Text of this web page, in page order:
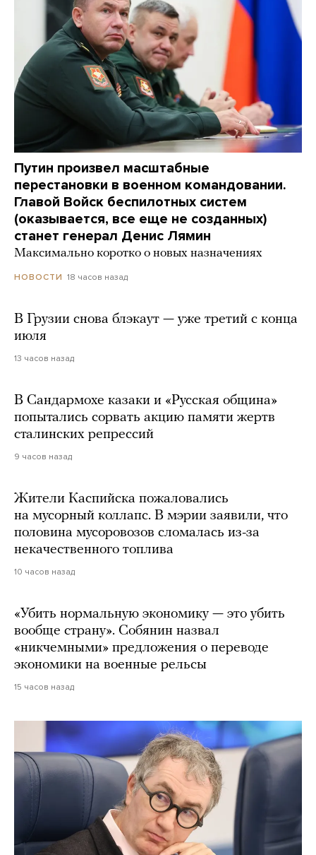
Путин произвел масштабные
перестановки в военном командовании.
Главой Войск беспилотных систем
(оказывается, все еще не созданных)
станет генерал Денис Лямин
Максимально коротко о новых назначениях
НОВОСТИ 18 часов назад
В Грузии снова блэкаут — уже третий с конца
июля
13 часов назад
В Сандармохе казаки и «Русская община»
попытались сорвать акцию памяти жертв
сталинских репрессий
9 часов назад
Жители Каспийска пожаловались
на мусорный коллапс. В мэрии заявили, что
половина мусоровозов сломалась из-за
некачественного топлива
10 часов назад
«Убить нормальную экономику — это убить
вообще страну». Собянин назвал
«никчемными» предложения о переводе
экономики на военные рельсы
15 часов назад